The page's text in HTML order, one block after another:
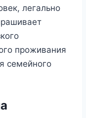
легально
проживания
семейного